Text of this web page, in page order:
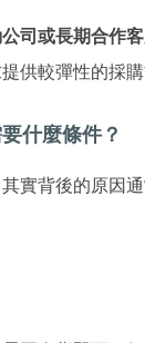
司或長期合作
供較彈性的採購
什麼條件？
實背後的原因